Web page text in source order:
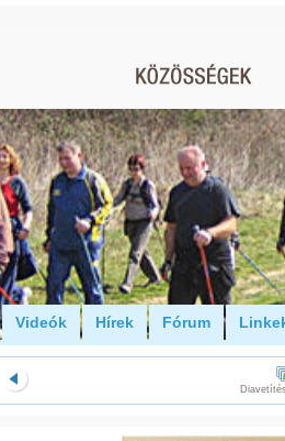
Videók Hírek Fórum